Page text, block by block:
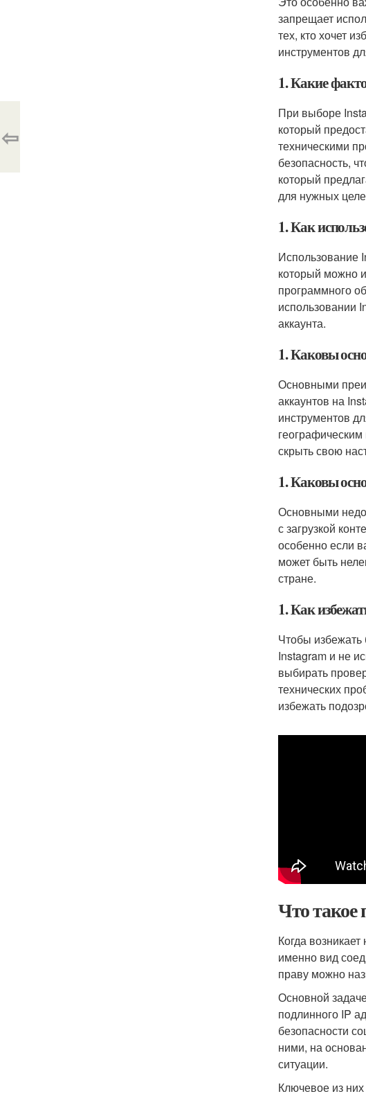
запрещает
тех, кто хочет
инструментов
1. Какие
При выборе
который
техническими
безопасность,
который
для нужных
1. Как
Использование
который можно
программного
использовании
аккаунта.
1. Каковы
Основными
аккаунтов на
инструментов
скрыть свою
1. Каковы
Основными
с загрузкой
особенно если
может быть
стране.
1. Как
Чтобы избежать
Instagram и не
выбирать
технических
избежать
Что такое
Когда
именно вид
праву можно
Основной
подлинного IP
безопасности
ними, на
ситуации.
Ключевое из
⇦